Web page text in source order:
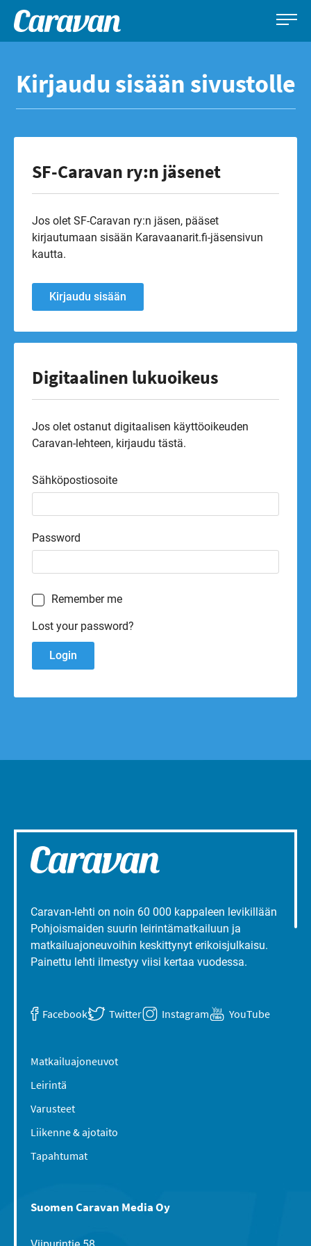
sisältöön
Caravan-
Leirintämatkailun
Kirjaudu sisään sivustolle
SF-Caravan ry:n jäsenet
Jos olet SF-Caravan ry:n jäsen, pääset
kirjautumaan sisään Karavaanarit.fi-jäsensivun
kautta.
Kirjaudu sisään
Digitaalinen lukuoikeus
Jos olet ostanut digitaalisen käyttöoikeuden
Caravan-lehteen, kirjaudu tästä.
Sähköpostiosoite
Password
Remember me
Lost your password?
Caravan-lehti on noin 60 000 kappaleen levikillään
Pohjoismaiden suurin leirintämatkailuun ja
matkailuajoneuvoihin keskittynyt erikoisjulkaisu.
Painettu lehti ilmestyy viisi kertaa vuodessa.
Facebook Twitter Instagram YouTube
Matkailuajoneuvot
Leirintä
Varusteet
Liikenne & ajotaito
Tapahtumat
Suomen Caravan Media Oy